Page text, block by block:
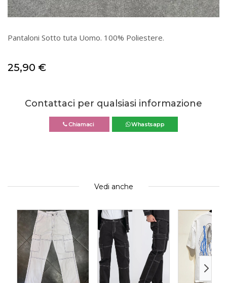
Pantaloni Sotto tuta Uomo. 100% Poliestere.
25,90 €
Contattaci per qualsiasi informazione
Chiamaci Whastsapp
Vedi anche